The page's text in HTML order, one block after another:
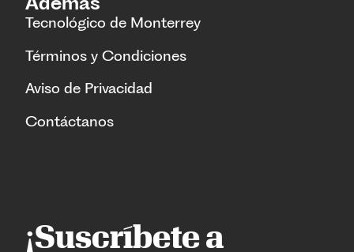
Tecnológico de Monterrey
Términos y Condiciones
Aviso de Privacidad
Contáctanos
¡Suscríbete a